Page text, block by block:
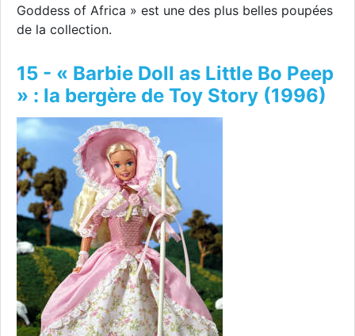
Goddess of Africa » est une des plus belles poupées
de la collection.
15 - « Barbie Doll as Little Bo Peep
» : la bergère de Toy Story (1996)